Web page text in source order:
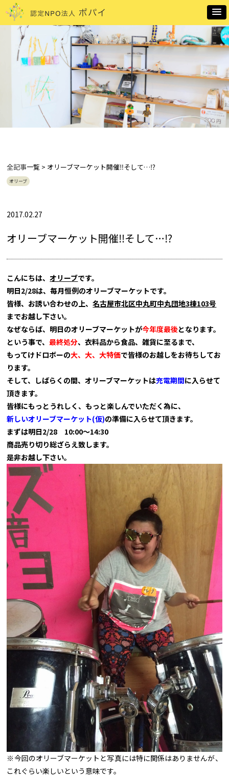
全記事一覧 > オリーブマーケット開催‼そして…⁉
オリーブ
2017.02.27
オリーブマーケット開催‼そして…⁉
こんにちは、オリーブです。
明日2/28は、毎月恒例のオリーブマーケットです。
皆様、お誘い合わせの上、名古屋市北区中丸町中丸団地3棟103号
までお越し下さい。
なぜならば、明日のオリーブマーケットが今年度最後となります。
という事で、最終処分、衣料品から食品、雑貨に至るまで、
もってけドロボーの大、大、大特価で皆様のお越しをお待ちしてお
ります。
そして、しばらくの間、オリーブマーケットは充電期間に入らせて
頂きます。
皆様にもっとうれしく、もっと楽しんでいただく為に、
新しいオリーブマーケット(仮)の準備に入らせて頂きます。
まずは明日2/28 10:00～14:30
商品売り切り総ざらえ致します。
是非お越し下さい。
※今回のオリーブマーケットと写真には特に関係はありませんが、
これぐらい楽しいという意味です。